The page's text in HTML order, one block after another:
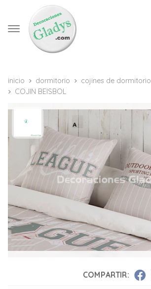
inicio dormitorio
cojines de dormitorio
COJIN BEISBOL
COMPARTIR: